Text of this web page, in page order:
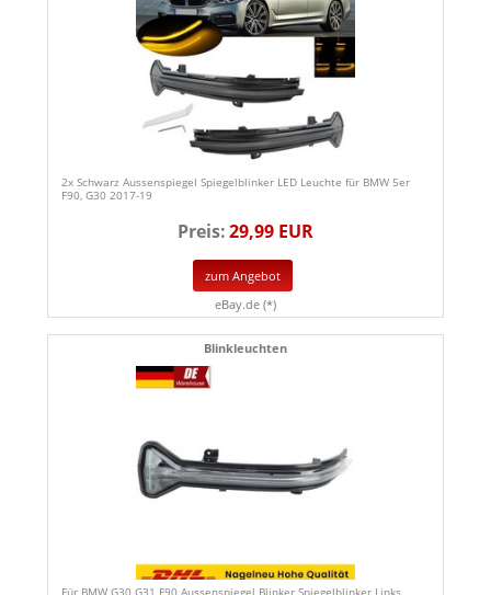
2x Schwarz Aussenspiegel Spiegelblinker LED Leuchte für BMW 5er
F90, G30 2017-19
Preis:29,99 EUR
zum Angebot
eBay.de (*)
Blinkleuchten
Für BMW G30 G31 F90 Aussenspiegel Blinker Spiegelblinker Links